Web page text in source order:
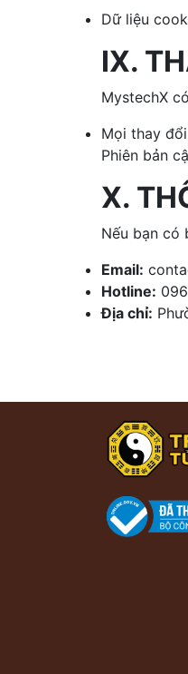
Dữ liệu
IX.
MystechX
Mọi thay
Phiên bản
X.
Nếu bạn có
Email:
Hotline:
Địa chỉ: